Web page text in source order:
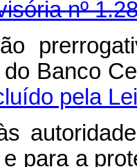
nº
Banco
pela
para a